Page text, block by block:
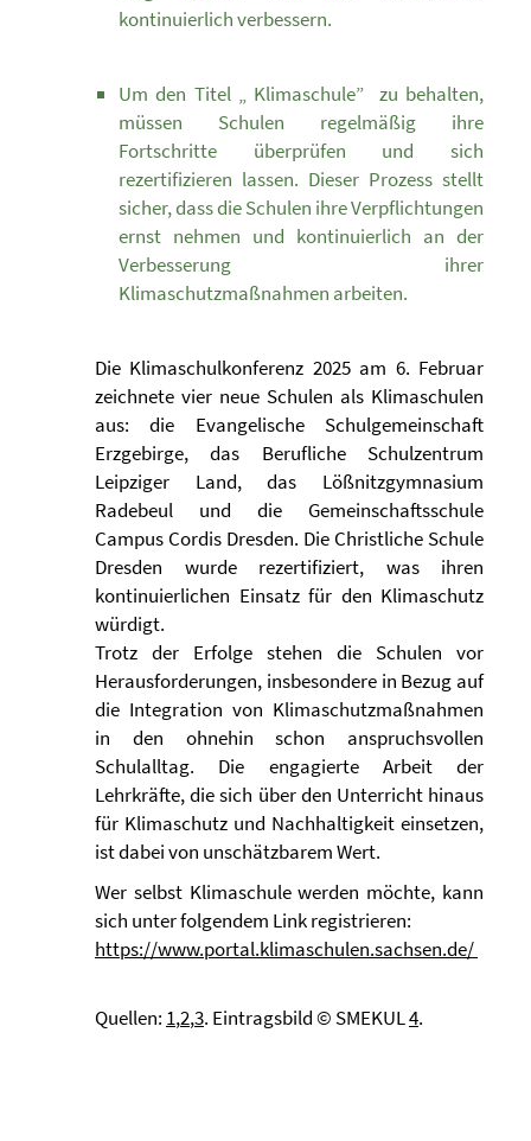
kontinuierlich verbessern.
Um den Titel „ Klimaschule” zu behalten,
müssen Schulen regelmäßig ihre
Fortschritte überprüfen und sich
rezertifizieren lassen. Dieser Prozess stellt
sicher, dass die Schulen ihre Verpflichtungen
ernst nehmen und kontinuierlich an der
Verbesserung ihrer
Klimaschutzmaßnahmen arbeiten.
Die Klimaschulkonferenz 2025 am 6. Februar
zeichnete vier neue Schulen als Klimaschulen
aus: die Evangelische Schulgemeinschaft
Erzgebirge, das Berufliche Schulzentrum
Leipziger Land, das Lößnitzgymnasium
Radebeul und die Gemeinschaftsschule
Campus Cordis Dresden. Die Christliche Schule
Dresden wurde rezertifiziert, was ihren
kontinuierlichen Einsatz für den Klimaschutz
würdigt.
Trotz der Erfolge stehen die Schulen vor
Herausforderungen, insbesondere in Bezug auf
die Integration von Klimaschutzmaßnahmen
in den ohnehin schon anspruchsvollen
Schulalltag. Die engagierte Arbeit der
Lehrkräfte, die sich über den Unterricht hinaus
für Klimaschutz und Nachhaltigkeit einsetzen,
ist dabei von unschätzbarem Wert.
Wer selbst Klimaschule werden möchte, kann
sich unter folgendem Link registrieren:
https://www.portal.klimaschulen.sachsen.de/
Quellen: 1,2,3. Eintragsbild © SMEKUL4.